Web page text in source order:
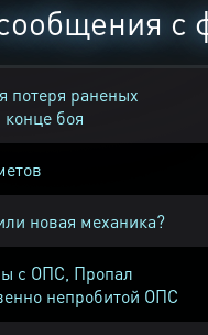
с
потеря раненых
боя
новая механика?
с ОПС, Пропал
непробитой ОПС